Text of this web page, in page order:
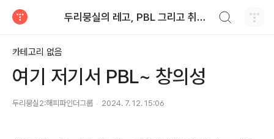
두리뭉실의 레고, PBL 그리고 취미 개발
카테고리 없음
여기 저기서 PBL~ 창의성
두리뭉실2:해피파인더그룹 2024. 7. 12. 15:06